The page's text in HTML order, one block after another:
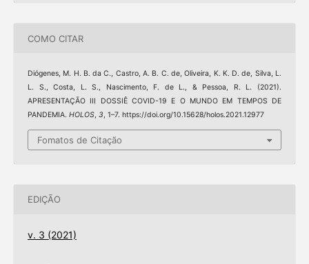
COMO CITAR
Diógenes, M. H. B. da C., Castro, A. B. C. de, Oliveira, K. K. D. de, Silva, L.
L. S., Costa, L. S., Nascimento, F. de L., & Pessoa, R. L. (2021).
APRESENTAÇÃO III DOSSIÊ COVID-19 E O MUNDO EM TEMPOS DE
PANDEMIA. HOLOS, 3, 1–7. https://doi.org/10.15628/holos.2021.12977
Fomatos de Citação
EDIÇÃO
v. 3 (2021)